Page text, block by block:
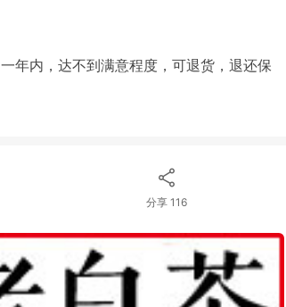
年内，达不到满意程度，可退货，退还保
分享 116